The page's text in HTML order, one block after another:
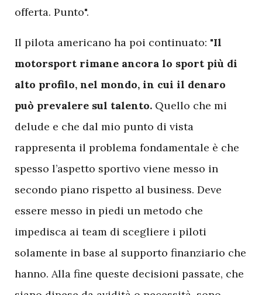
offerta. Punto".
Il pilota americano ha poi continuato: "Il
motorsport rimane ancora lo sport più di
alto profilo, nel mondo, in cui il denaro
può prevalere sul talento. Quello che mi
delude e che dal mio punto di vista
rappresenta il problema fondamentale è che
spesso l’aspetto sportivo viene messo in
secondo piano rispetto al business. Deve
essere messo in piedi un metodo che
impedisca ai team di scegliere i piloti
solamente in base al supporto finanziario che
hanno. Alla fine queste decisioni passate, che